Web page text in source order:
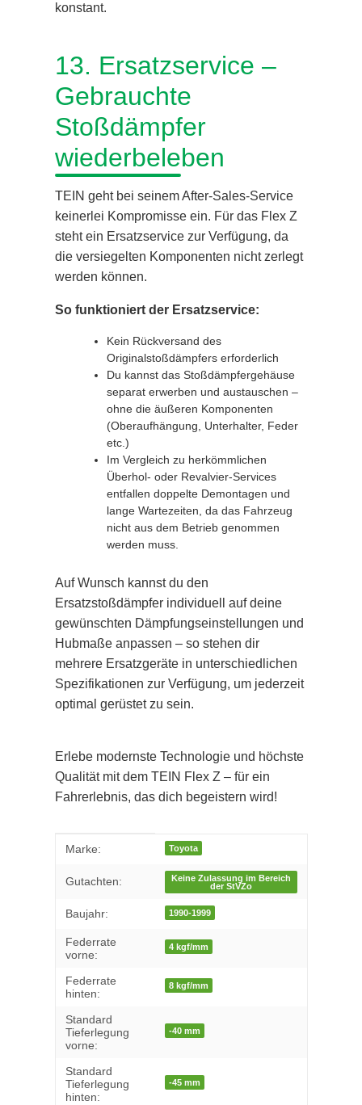
konstant.
13. Ersatzservice –
Gebrauchte
Stoßdämpfer
wiederbeleben
TEIN geht bei seinem After-Sales-Service
keinerlei Kompromisse ein. Für das Flex Z
steht ein Ersatzservice zur Verfügung, da
die versiegelten Komponenten nicht zerlegt
werden können.
So funktioniert der Ersatzservice:
Kein Rückversand des
Originalstoßdämpfers erforderlich
Du kannst das Stoßdämpfergehäuse
separat erwerben und austauschen –
ohne die äußeren Komponenten
(Oberaufhängung, Unterhalter, Feder
etc.)
Im Vergleich zu herkömmlichen
Überhol- oder Revalvier-Services
entfallen doppelte Demontagen und
lange Wartezeiten, da das Fahrzeug
nicht aus dem Betrieb genommen
werden muss.
Auf Wunsch kannst du den
Ersatzstoßdämpfer individuell auf deine
gewünschten Dämpfungseinstellungen und
Hubmaße anpassen – so stehen dir
mehrere Ersatzgeräte in unterschiedlichen
Spezifikationen zur Verfügung, um jederzeit
optimal gerüstet zu sein.
Erlebe modernste Technologie und höchste
Qualität mit dem TEIN Flex Z – für ein
Fahrerlebnis, das dich begeistern wird!
Produkteigenschaft
Wert
Marke: Toyota
Gutachten:
Keine Zulassung im Bereich
der StVZo
Baujahr: 1990-1999
Federrate
vorne:
4 kgf/mm
Federrate
hinten:
8 kgf/mm
Standard
Tieferlegung
vorne:
-40 mm
Standard
Tieferlegung
hinten:
-45 mm